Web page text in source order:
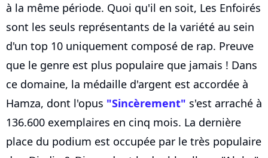
à la même période. Quoi qu'il en soit, Les Enfoirés
sont les seuls représentants de la variété au sein
d'un top 10 uniquement composé de rap. Preuve
que le genre est plus populaire que jamais ! Dans
ce domaine, la médaille d'argent est accordée à
Hamza, dont l'opus "Sincèrement" s'est arraché à
136.600 exemplaires en cinq mois. La dernière
place du podium est occupée par le très populaire